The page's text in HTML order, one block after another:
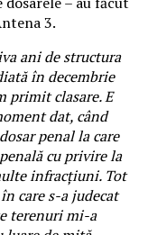
3.
ani de structura
în decembrie
primit clasare. E
dat, când
penal la care
cu privire la
infracțiuni. Tot
care s-a judecat
terenuri mi-a